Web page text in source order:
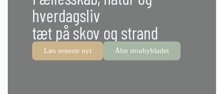
hverdagsliv
tæt på skov og strand
Læs seneste nyt Åbn stoubybladet